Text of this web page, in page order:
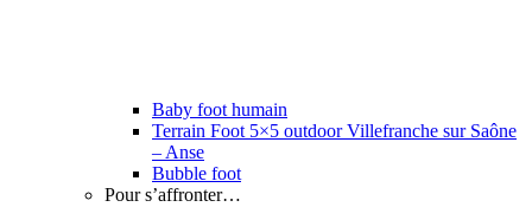
Baby foot humain
Terrain Foot 5×5 outdoor Villefranche sur Saône
– Anse
Bubble foot
Pour s’affronter…